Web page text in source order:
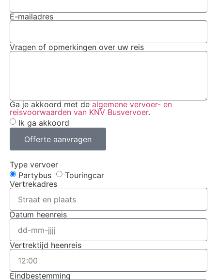
E-mailadres
Vragen of opmerkingen over uw reis
Ga je akkoord met de algemene vervoer- en
reisvoorwaarden van KNV Busvervoer.
Ik ga akkoord
Offerte aanvragen
Type vervoer
Partybus
Touringcar
Vertrekadres
Datum heenreis
Vertrektijd heenreis
Eindbestemming